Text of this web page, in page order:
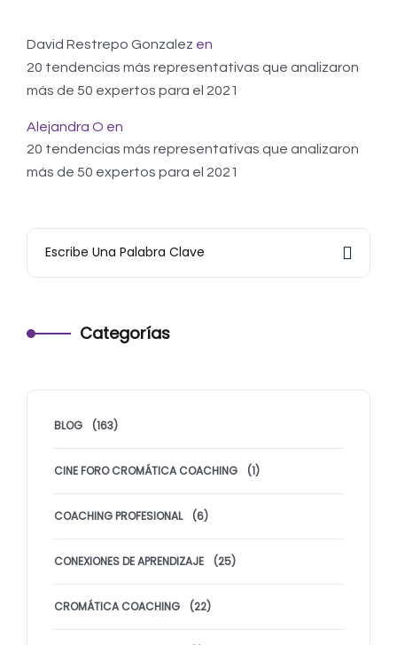
David Restrepo Gonzalez en
20 tendencias más representativas que analizaron
más de 50 expertos para el 2021
Alejandra O en
20 tendencias más representativas que analizaron
más de 50 expertos para el 2021
Categorías
BLOG (163)
CINE FORO CROMÁTICA COACHING (1)
COACHING PROFESIONAL (6)
CONEXIONES DE APRENDIZAJE (25)
CROMÁTICA COACHING (22)